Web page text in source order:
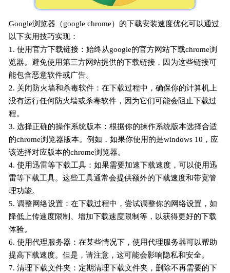
Google浏览器（google chrome）的下载安装速度优化可以通过
以下实用技巧实现：
1. 使用官方下载链接：始终从google的官方网站下载chrome浏
览器。避免使用第三方网站提供的下载链接，因为这些链接可
能包含恶意软件或广告。
2. 关闭防火墙和杀毒软件：在下载过程中，确保你的计算机上
没有运行任何防火墙或杀毒软件，因为它们可能会阻止下载过
程。
3. 选择正确的操作系统版本：根据你的操作系统版本选择合适
的chrome浏览器版本。例如，如果你使用的是windows 10，应
该选择对应版本的chrome浏览器。
4. 使用迅雷等下载工具：如果需要加速下载速度，可以使用迅
雷等下载工具。这些工具通常会提供额外的下载速度和带宽管
理功能。
5. 调整网络设置：在下载过程中，尝试调整你的网络设置，如
降低上传速度限制、增加下载速度限制等，以获得更好的下载
体验。
6. 使用代理服务器：在某些情况下，使用代理服务器可以帮助
提高下载速度。但是，请注意，这可能会影响隐私和安全。
7. 清理下载文件夹：定期清理下载文件夹，删除不再需要的下